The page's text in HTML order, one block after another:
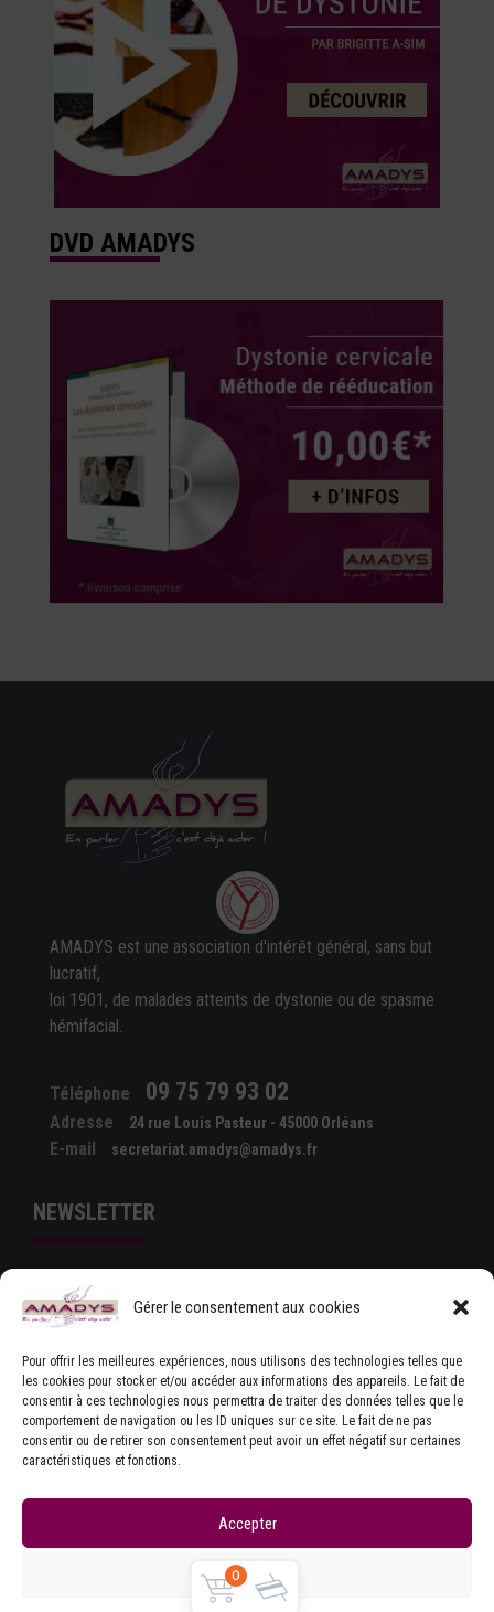
Gérer le consentement aux cookies
Pour offrir les meilleures expériences, nous utilisons des technologies telles que
les cookies pour stocker et/ou accéder aux informations des appareils. Le fait de
consentir à ces technologies nous permettra de traiter des données telles que le
comportement de navigation ou les ID uniques sur ce site. Le fait de ne pas
consentir ou de retirer son consentement peut avoir un effet négatif sur certaines
caractéristiques et fonctions.
Accepter
Refuser
DVD AMADYS
AMADYS est une association d'intérêt général, sans but
lucratif,
loi 1901, de malades atteints de dystonie ou de spasme
hémifacial.
Téléphone 09 75 79 93 02
Adresse 24 rue Louis Pasteur - 45000 Orléans
E-mail secretariat.amadys@amadys.fr
NEWSLETTER
J'ACCEPTE LES CONDITIONS GÉNÉRALES
D'UTILISATION
Mentions légales
0